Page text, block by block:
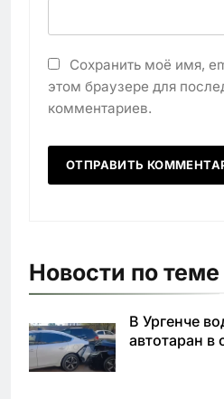
Сохранить моё имя,
этом браузере для
комментариев.
Новости по теме
В Ургенче
автотаран в